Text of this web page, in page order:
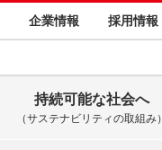
企業情報 採用情報
持続可能な社会へ
（サステナビリティの取組み）